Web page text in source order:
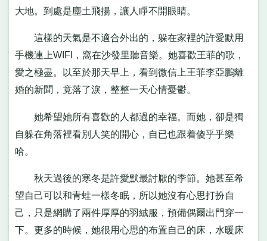
大地。到處是塵土飛揚，讓人睜不開眼睛。
這樣的天氣是不適合外出的，躲在家裡的許愛默用
手機連上WIFI，窩在沙發里聽音樂。她喜歡王菲的歌，
愛之極盡。以至於那天早上，看到微信上王菲李亞鵬離
婚的新聞，竟落了淚，整整一天心情憂鬱。
她希望她所有喜歡的人都過的幸福。而她，卻是獨
自躲在角落裡看別人笑的開心，自已也跟着傻乎乎樂
哈。
秋天過後的寒冬是許愛默最討厭的季節。她甚至希
望自己可以和青蛙一樣冬眠，所以她沒有心思打扮自
己，只是網購了兩件厚厚的羽絨服，預備偶爾出門穿一
下。更多的時候，她很用心思的布置自己的床，水暖床